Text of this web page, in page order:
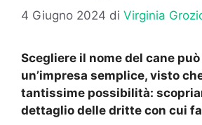
4 Giugno 2024 di Virginia
Scegliere il nome del cane
un’impresa semplice, visto
tantissime possibilità:
dettaglio delle dritte con cui